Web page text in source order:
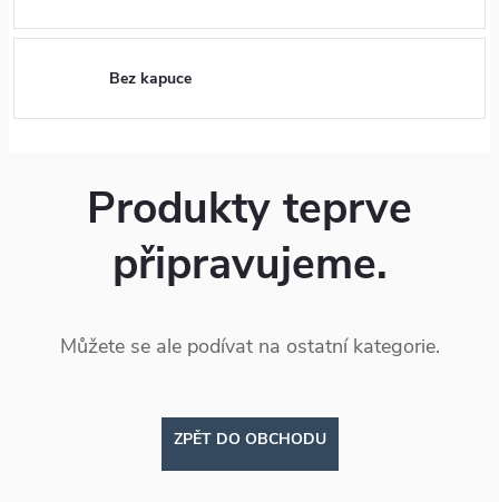
Bez kapuce
Produkty teprve
připravujeme.
Můžete se ale podívat na ostatní kategorie.
ZPĚT DO OBCHODU